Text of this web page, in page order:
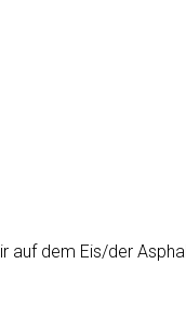
dem Eis/der